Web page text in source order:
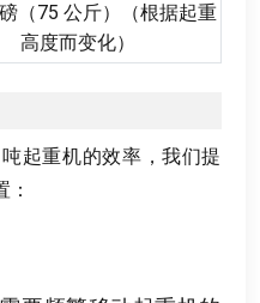
磅（75 公斤）（根据起重
高度而变化）
吨起重机的效率 ，我们提
：